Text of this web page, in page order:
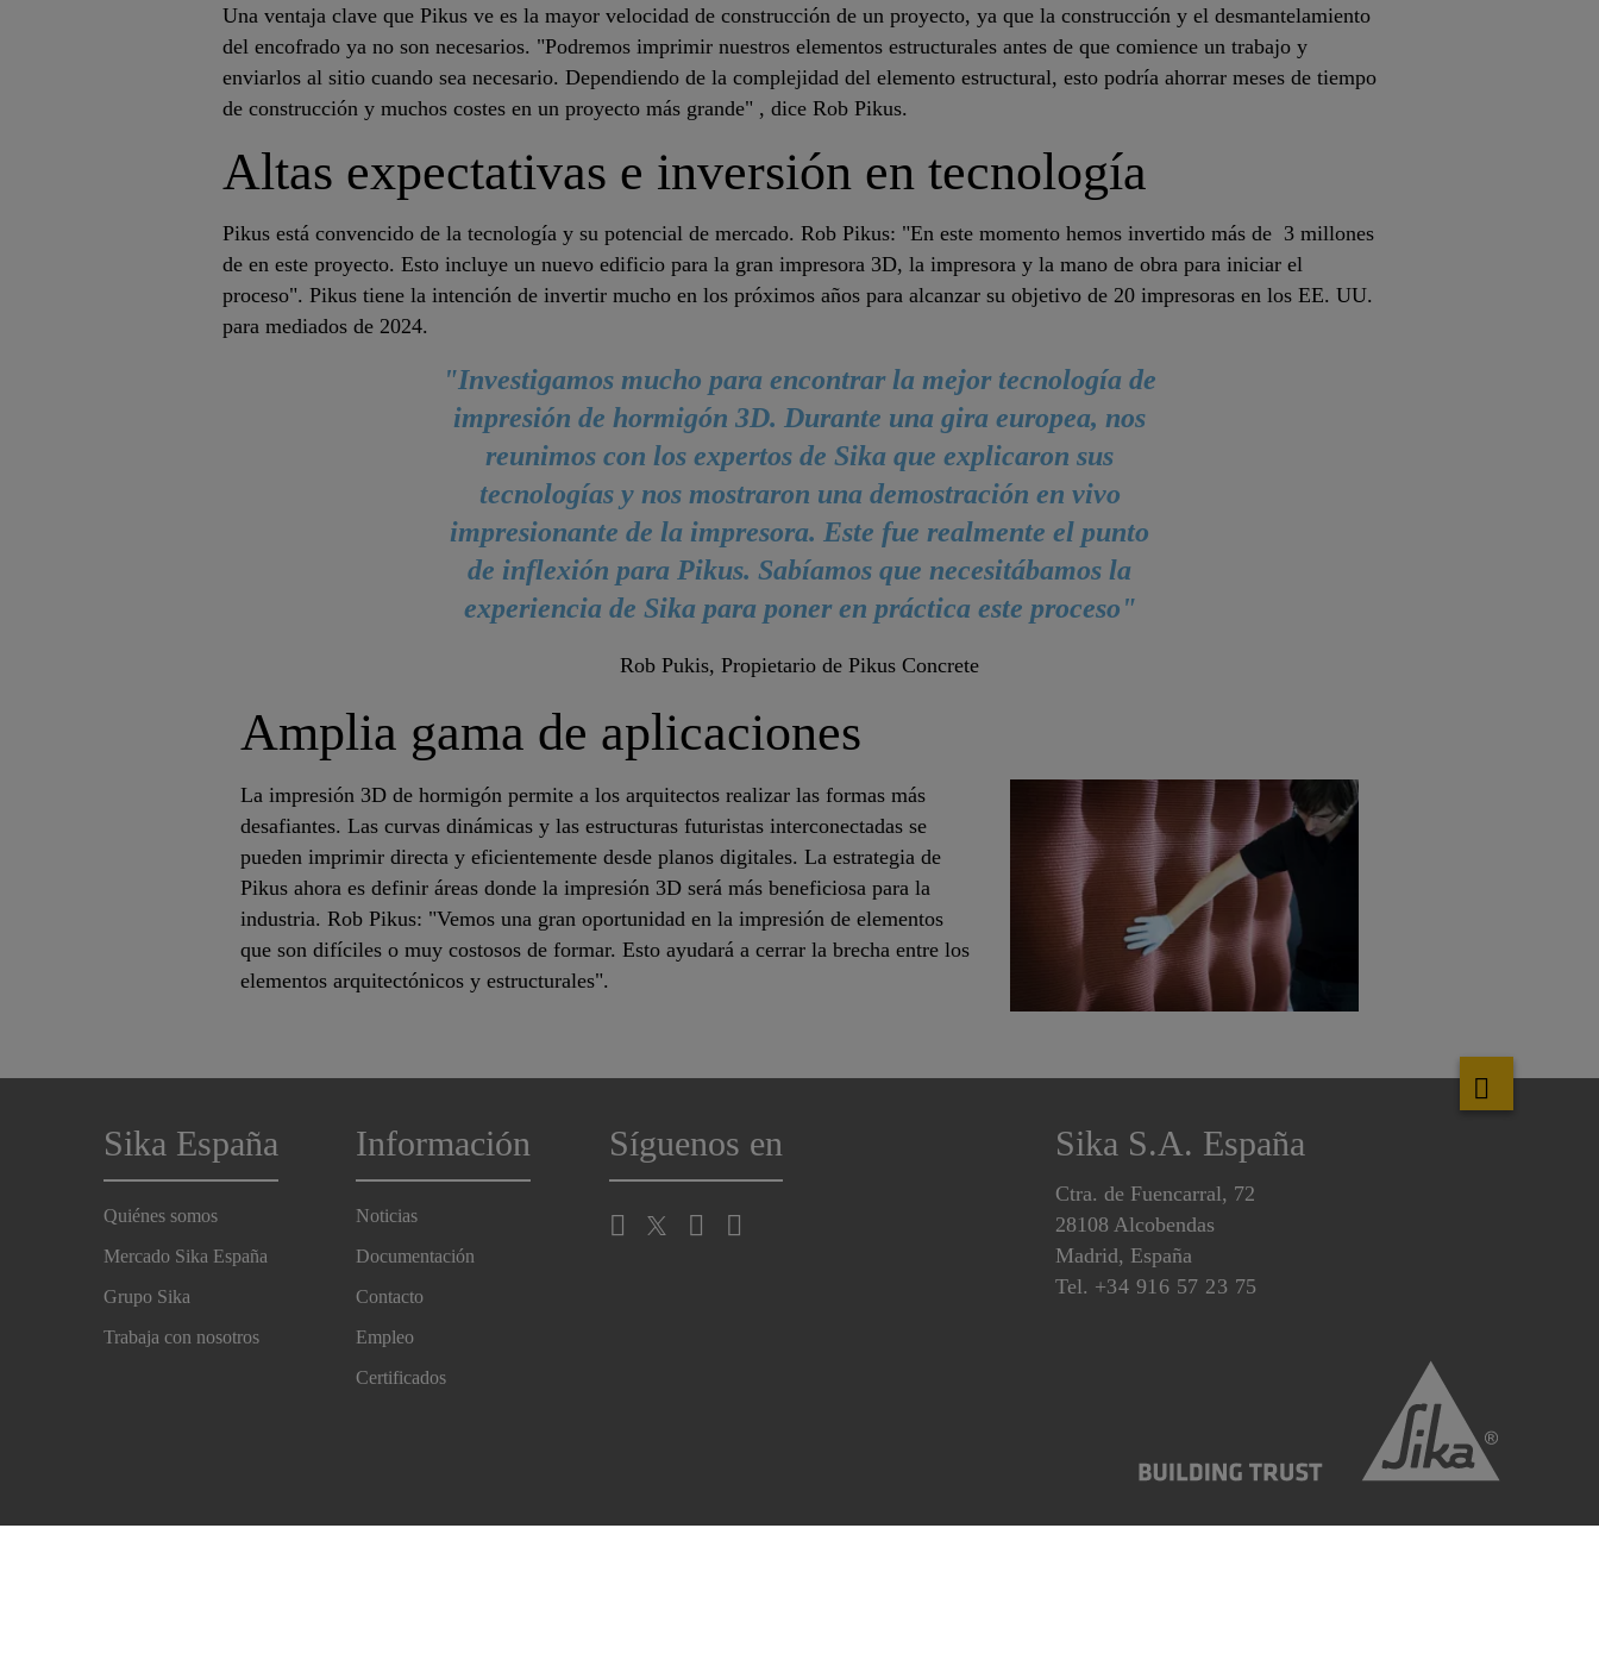
Una ventaja clave que Pikus ve es la mayor velocidad de construcción de un proyecto, ya que la construcción y el desmantelamiento
del encofrado ya no son necesarios. "Podremos imprimir nuestros elementos estructurales antes de que comience un trabajo y
enviarlos al sitio cuando sea necesario. Dependiendo de la complejidad del elemento estructural, esto podría ahorrar meses de tiempo
de construcción y muchos costes en un proyecto más grande" , dice Rob Pikus.
Altas expectativas e inversión en tecnología
Pikus está convencido de la tecnología y su potencial de mercado. Rob Pikus: "En este momento hemos invertido más de 3 millones
de en este proyecto. Esto incluye un nuevo edificio para la gran impresora 3D, la impresora y la mano de obra para iniciar el
proceso". Pikus tiene la intención de invertir mucho en los próximos años para alcanzar su objetivo de 20 impresoras en los EE. UU.
para mediados de 2024.
"Investigamos mucho para encontrar la mejor tecnología de
impresión de hormigón 3D. Durante una gira europea, nos
reunimos con los expertos de Sika que explicaron sus
tecnologías y nos mostraron una demostración en vivo
impresionante de la impresora. Este fue realmente el punto
de inflexión para Pikus. Sabíamos que necesitábamos la
experiencia de Sika para poner en práctica este proceso"
Rob Pukis, Propietario de Pikus Concrete
Amplia gama de aplicaciones
La impresión 3D de hormigón permite a los arquitectos realizar las formas más
desafiantes. Las curvas dinámicas y las estructuras futuristas interconectadas se
pueden imprimir directa y eficientemente desde planos digitales. La estrategia de
Pikus ahora es definir áreas donde la impresión 3D será más beneficiosa para la
industria. Rob Pikus: "Vemos una gran oportunidad en la impresión de elementos
que son difíciles o muy costosos de formar. Esto ayudará a cerrar la brecha entre los
elementos arquitectónicos y estructurales".
Sika España
Quiénes somos
Mercado Sika España
Grupo Sika
Trabaja con nosotros
Información
Noticias
Documentación
Contacto
Empleo
Certificados
Síguenos en Sika S.A. España
Ctra. de Fuencarral, 72
28108 Alcobendas
Madrid, España
Tel. +34 916 57 23 75